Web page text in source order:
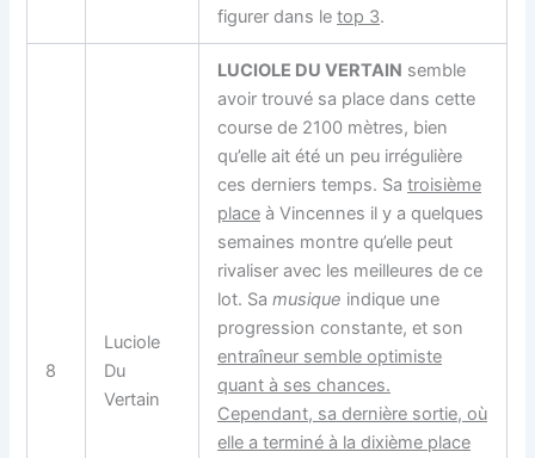
figurer dans letop 3.
8
Luciole
Du
Vertain
LUCIOLE DU VERTAIN semble
avoir trouvé sa place dans cette
course de 2100 mètres, bien
qu’elle ait été un peu irrégulière
ces derniers temps. Satroisième
place à Vincennes il y a quelques
semaines montre qu’elle peut
rivaliser avec les meilleures de ce
lot. Samusique indique une
progression constante, et son
entraîneur semble optimiste
quant à ses chances.
Cependant, sa dernière sortie, où
elle a terminé à ladixième place